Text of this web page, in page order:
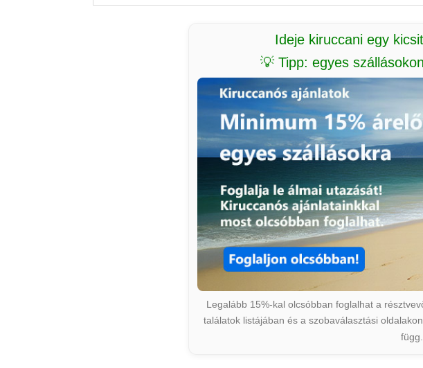
Ideje kiruccani egy
💡 Tipp: egyes
Legalább 15%-kal olcsóbban foglalhat a
találatok listájában és a szobaválasztási
függ.